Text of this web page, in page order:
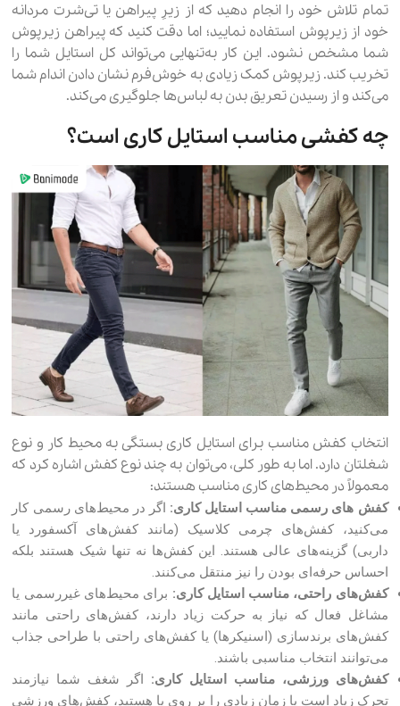
تمام تلاش خود را انجام دهید که از زیرِ پیراهن یا تی‌شرت مردانه
خود از زیرپوش استفاده نمایید؛ اما دقت کنید که پیراهن زیرپوش
شما مشخص نشود. این کار به‌تنهایی می‌تواند کل استایل شما را
تخریب کند. زیرپوش کمک زیادی به خوش‌فرم نشان دادن اندام شما
می‌کند و از رسیدن تعریق بدن به لباس‌ها جلوگیری می‌کند.
چه کفشی مناسب استایل کاری است؟
انتخاب کفش مناسب برای استایل کاری بستگی به محیط کار و نوع
شغلتان دارد. اما به طور کلی، می‌توان به چند نوع کفش اشاره کرد که
معمولاً در محیط‌های کاری مناسب هستند:
کفش های رسمی مناسب استایل کاری:اگر در محیط‌های رسمی کار
می‌کنید، کفش‌های چرمی کلاسیک (مانند کفش‌های آکسفورد یا
داربی) گزینه‌های عالی هستند. این کفش‌ها نه تنها شیک هستند بلکه
احساس حرفه‌ای بودن را نیز منتقل می‌کنند.
کفش‌های راحتی، مناسب استایل کاری:برای محیط‌های غیررسمی یا
مشاغل فعال که نیاز به حرکت زیاد دارند، کفش‌های راحتی مانند
کفش‌های برندسازی (اسنیکرها) یا کفش‌های راحتی با طراحی جذاب
می‌توانند انتخاب مناسبی باشند.
کفش‌های ورزشی، مناسب استایل کاری:اگر شغف شما نیازمند
تحرک زیاد است یا زمان زیادی را بر روی پا هستید، کفش‌های ورزشی